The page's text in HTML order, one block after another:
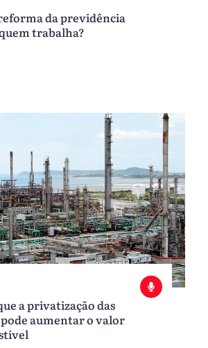
da previdência
trabalha?
a privatização das
aumentar o valor